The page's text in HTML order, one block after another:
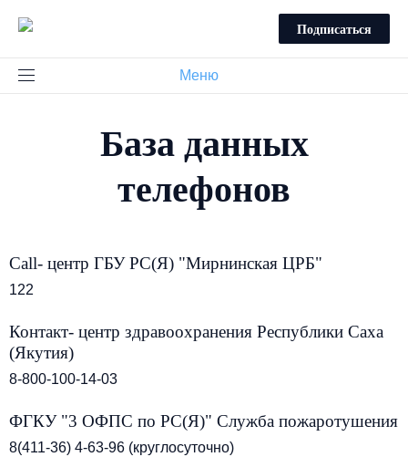
Подписаться
Меню
База данных
телефонов
Call- центр ГБУ РС(Я) "Мирнинская ЦРБ"
122
Контакт- центр здравоохранения Республики Саха
(Якутия)
8-800-100-14-03
ФГКУ "3 ОФПС по РС(Я)" Служба пожаротушения
8(411-36) 4-63-96 (круглосуточно)